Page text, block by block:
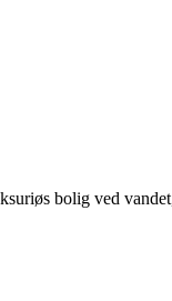
bolig ved